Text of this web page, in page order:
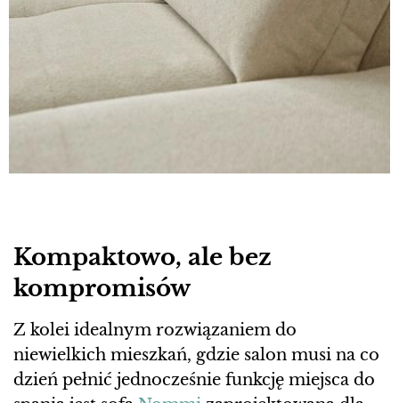
Kompaktowo, ale bez
kompromisów
Z kolei idealnym rozwiązaniem do
niewielkich mieszkań, gdzie salon musi na co
dzień pełnić jednocześnie funkcję miejsca do